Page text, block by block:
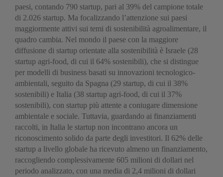
paesi, contando 790 startup, pari al 39% del campione totale
di 2.026 startup. Ma focalizzando l’attenzione sui paesi
maggiormente attivi sui temi di sostenibilità agroalimentare, il
quadro cambia. Nel mondo il paese con la maggiore
diffusione di startup orientate alla sostenibilità è Israele (28
startup agri-food, di cui il 64% sostenibili), che si distingue
per modelli di business basati su innovazioni tecnologico-
ambientali, seguito da Spagna (29 startup, di cui il 38%
sostenibili) e Italia (38 startup agri-food, di cui il 37%
sostenibili), con startup più attente a coniugare dimensione
ambientale e sociale. Tuttavia, guardando ai finanziamenti
raccolti, in Italia le startup non incontrano ancora un
riconoscimento solido da parte degli investitori. Il 62% delle
startup a livello globale ha ricevuto almeno un finanziamento,
raccogliendo complessivamente 605 milioni di dollari nel
periodo analizzato, con una media di 2,4 milioni di dollari